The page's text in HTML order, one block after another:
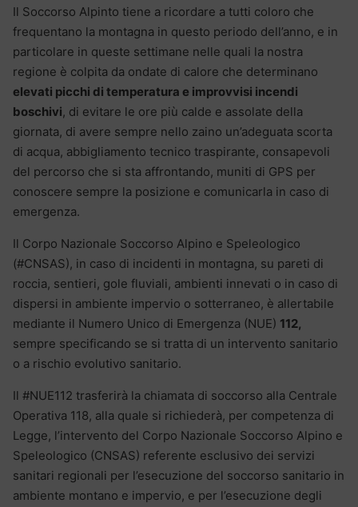
Il Soccorso Alpinto tiene a ricordare a tutti coloro che
frequentano la montagna in questo periodo dell’anno, e in
particolare in queste settimane nelle quali la nostra
regione è colpita da ondate di calore che determinano
elevati picchi di temperatura e improvvisi incendi
boschivi, di evitare le ore più calde e assolate della
giornata, di avere sempre nello zaino un’adeguata scorta
di acqua, abbigliamento tecnico traspirante, consapevoli
del percorso che si sta affrontando, muniti di GPS per
conoscere sempre la posizione e comunicarla in caso di
emergenza.
Il Corpo Nazionale Soccorso Alpino e Speleologico
(#CNSAS), in caso di incidenti in montagna, su pareti di
roccia, sentieri, gole fluviali, ambienti innevati o in caso di
dispersi in ambiente impervio o sotterraneo, è allertabile
mediante il Numero Unico di Emergenza (NUE) 112,
sempre specificando se si tratta di un intervento sanitario
o a rischio evolutivo sanitario.
Il #NUE112 trasferirà la chiamata di soccorso alla Centrale
Operativa 118, alla quale si richiederà, per competenza di
Legge, l’intervento del Corpo Nazionale Soccorso Alpino e
Speleologico (CNSAS) referente esclusivo dei servizi
sanitari regionali per l’esecuzione del soccorso sanitario in
ambiente montano e impervio, e per l’esecuzione degli